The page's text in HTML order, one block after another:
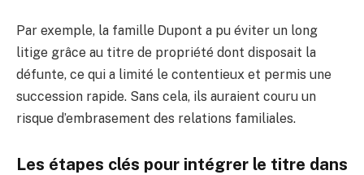
Par exemple, la famille Dupont a pu éviter un long
litige grâce au titre de propriété dont disposait la
défunte, ce qui a limité le contentieux et permis une
succession rapide. Sans cela, ils auraient couru un
risque d’embrasement des relations familiales.
Les étapes clés pour intégrer le titre dans